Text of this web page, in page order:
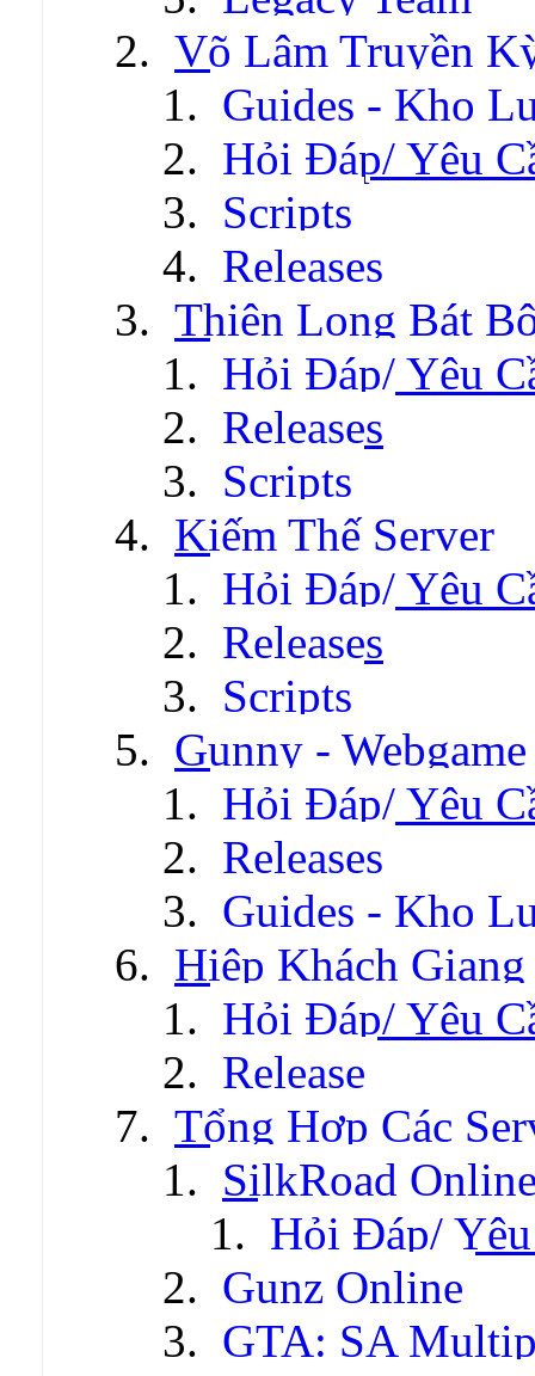
Võ Lâm Truyền
Guides - Kho
Hỏi Đáp/ Yêu
Scripts
Releases
Thiên Long Bát
Hỏi Đáp/ Yêu
Releases
Scripts
Kiếm Thế Server
Hỏi Đáp/ Yêu
Releases
Scripts
Gunny -
Hỏi Đáp/ Yêu
Releases
Guides - Kho
Hiệp Khách
Hỏi Đáp/ Yêu
Release
Tổng Hợp Các
SilkRoad
Hỏi Đáp/
Gunz Online
GTA: SA